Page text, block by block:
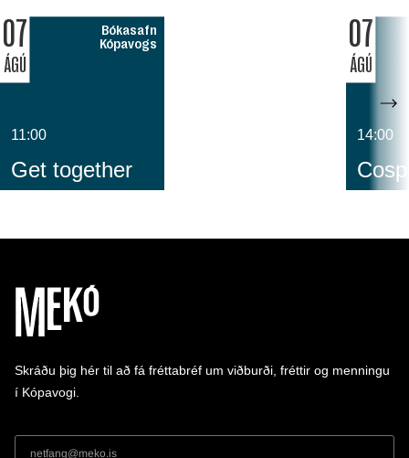
07
ÁGÚ
Bókasafn
Kópavogs
11:00
Get together
07
ÁGÚ
14:00
Skráðu þig hér til að fá fréttabréf um viðburði, fréttir og menningu
í Kópavogi.